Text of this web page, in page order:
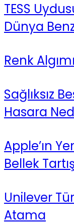
TESS
Dünya
Renk
Sağlıksız
Hasara
Apple’ın
Bellek
Unilever
Atama